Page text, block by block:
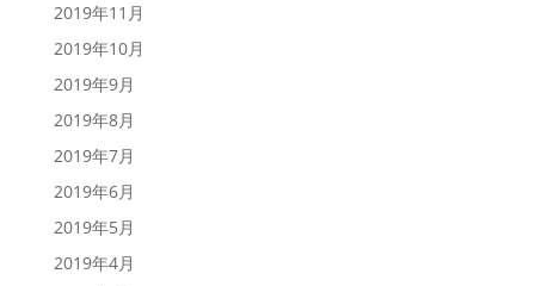
2019年11月
2019年10月
2019年9月
2019年8月
2019年7月
2019年6月
2019年5月
2019年4月